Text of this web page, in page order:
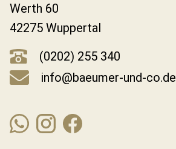
Werth 60
42275 Wuppertal
(0202) 255 340
info@baeumer-und-co.de